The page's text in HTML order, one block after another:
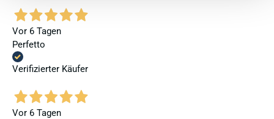
Vor 6 Tagen
Perfetto
Verifizierter Käufer
Vor 6 Tagen